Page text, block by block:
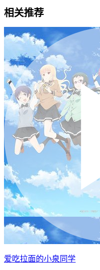
相关推荐
爱吃拉面的小泉同学